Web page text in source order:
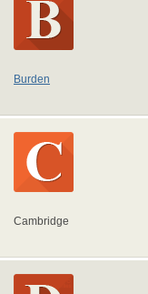
Burden
Cambridge